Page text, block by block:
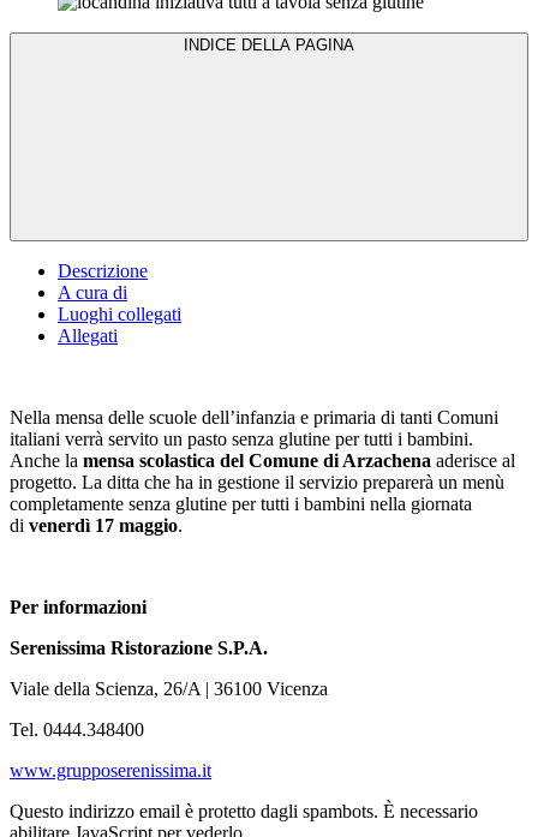
Descrizione
A cura di
Luoghi collegati
Allegati
Nella mensa delle scuole dell’infanzia e primaria di tanti Comuni
italiani verrà servito un pasto senza glutine per tutti i bambini.
Anche la mensa scolastica del Comune di Arzachena aderisce al
progetto. La ditta che ha in gestione il servizio preparerà un menù
completamente senza glutine per tutti i bambini nella giornata
di venerdì 17 maggio.
Per informazioni
Serenissima Ristorazione S.P.A.
Viale della Scienza, 26/A | 36100 Vicenza
Tel. 0444.348400
www.grupposerenissima.it
Questo indirizzo email è protetto dagli spambots. È necessario
abilitare JavaScript per vederlo.